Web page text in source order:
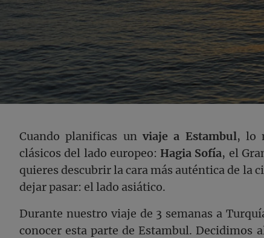
Cuando planificas un viaje a Estambul, lo
clásicos del lado europeo: Hagia Sofía, el
quieres descubrir la cara más auténtica de la
dejar pasar: el lado asiático.
Durante nuestro viaje de 3 semanas a
conocer esta parte de Estambul. Decidimos